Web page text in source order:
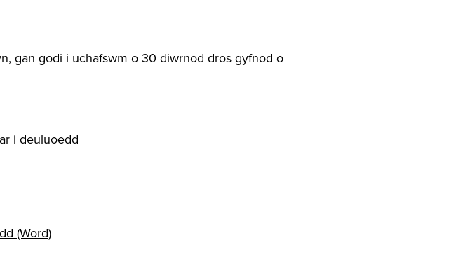
gan godi i uchafswm o 30 diwrnod dros gyfnod o
i deuluoedd
(Word)